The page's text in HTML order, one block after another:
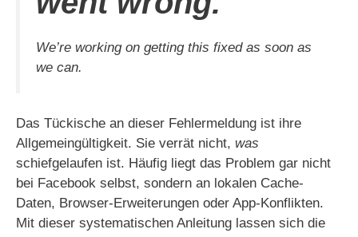
We’re working on getting this fixed as soon as
we can.
Das Tückische an dieser Fehlermeldung ist ihre
Allgemeingültigkeit. Sie verrät nicht, was
schiefgelaufen ist. Häufig liegt das Problem gar nicht
bei Facebook selbst, sondern an lokalen Cache-
Daten, Browser-Erweiterungen oder App-Konflikten.
Mit dieser systematischen Anleitung lassen sich die